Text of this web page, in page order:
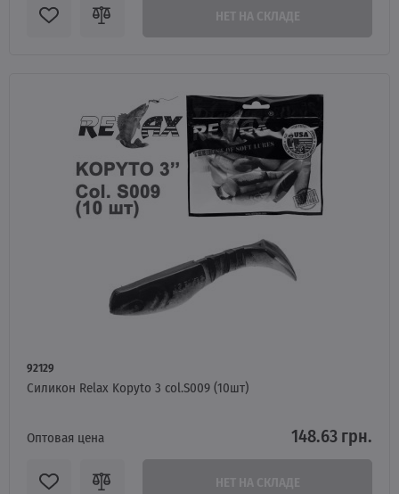
92129
Силикон Relax Kopyto 3 col.S009 (10шт)
Оптовая цена 148.63 грн.